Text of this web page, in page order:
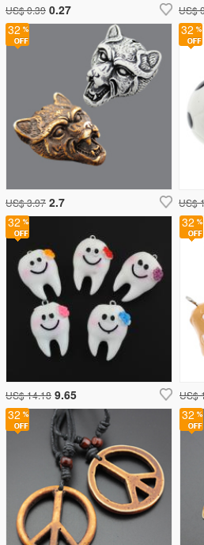
32
US$ 3.97 2.7
32
US$
US$ 0.39 0.27
32
US$
32
32
US$
32
US$ 14.18 9.65